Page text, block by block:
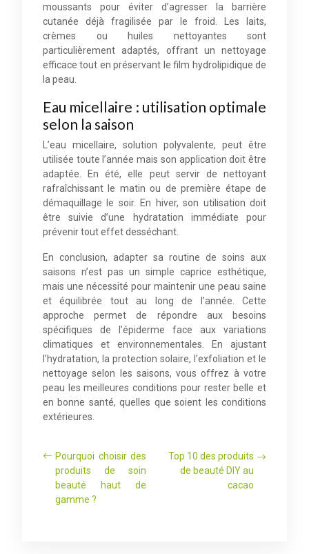
moussants pour éviter d’agresser la barrière
cutanée déjà fragilisée par le froid. Les laits,
crèmes ou huiles nettoyantes sont
particulièrement adaptés, offrant un nettoyage
efficace tout en préservant le film hydrolipidique de
la peau.
Eau micellaire : utilisation optimale
selon la saison
L’eau micellaire, solution polyvalente, peut être
utilisée toute l’année mais son application doit être
adaptée. En été, elle peut servir de nettoyant
rafraîchissant le matin ou de première étape de
démaquillage le soir. En hiver, son utilisation doit
être suivie d’une hydratation immédiate pour
prévenir tout effet desséchant.
En conclusion, adapter sa routine de soins aux
saisons n’est pas un simple caprice esthétique,
mais une nécessité pour maintenir une peau saine
et équilibrée tout au long de l’année. Cette
approche permet de répondre aux besoins
spécifiques de l’épiderme face aux variations
climatiques et environnementales. En ajustant
l’hydratation, la protection solaire, l’exfoliation et le
nettoyage selon les saisons, vous offrez à votre
peau les meilleures conditions pour rester belle et
en bonne santé, quelles que soient les conditions
extérieures.
Pourquoi choisir des
produits de soin
beauté haut de
gamme ?
Top 10 des produits
de beauté DIY au
cacao